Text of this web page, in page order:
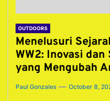
OUTDOORS
Menelusuri
WW2: Inovasi
yang Mengubah
Paul Gonzales October 8,